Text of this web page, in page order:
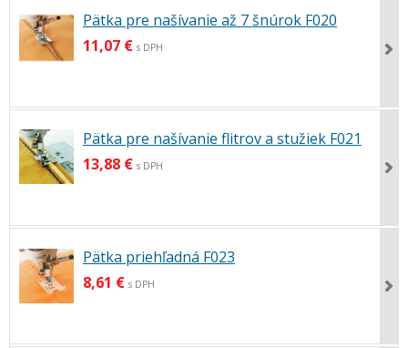
Pätka pre našívanie až 7 šnúrok F020
11,07 € s DPH
Pätka pre našívanie flitrov a stužiek F021
13,88 € s DPH
Pätka priehľadná F023
8,61 € s DPH